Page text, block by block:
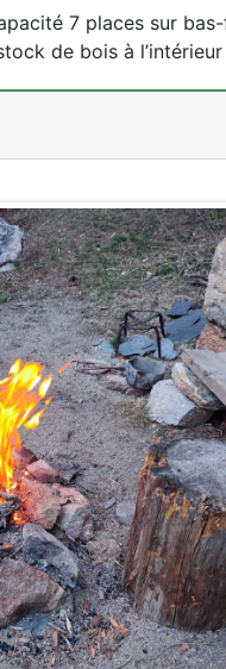
7 places sur
de bois à